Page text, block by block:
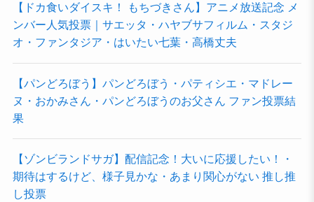
【ドカ食いダイスキ！ もちづきさん】アニメ放送記念 メ
ンバー人気投票｜サエッタ・ハヤブサフィルム・スタジ
オ・ファンタジア・はいたい七葉・高橋丈夫
【パンどろぼう】パンどろぼう・パティシエ・マドレー
ヌ・おかみさん・パンどろぼうのお父さん ファン投票結
果
【ゾンビランドサガ】配信記念！大いに応援したい！・
期待はするけど、様子見かな・あまり関心がない 推し推
し投票